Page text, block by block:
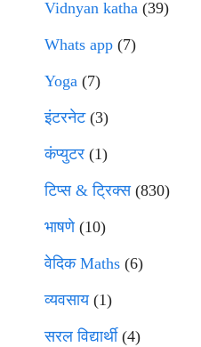
Vidnyan katha (39)
Whats app (7)
Yoga (7)
इंटरनेट(3)
कंप्युटर (1)
टिप्स & ट्रिक्स(830)
भाषणे(10)
वेदिक Maths (6)
व्यवसाय(1)
सरल विद्यार्थी(4)